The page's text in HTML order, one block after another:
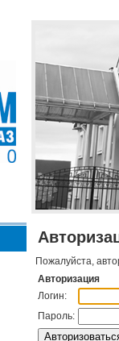
Пожалуйста,
Авторизация
Логин:
Пароль: